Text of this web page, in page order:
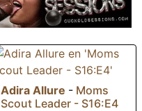
Adira Allure - Moms
Scout Leader - S16:E4